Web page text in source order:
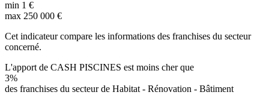
min 1 €
max 250 000 €
Cet indicateur compare les informations des franchises du secteur
concerné.
L'apport de CASH PISCINES est moins cher que
3%
des franchises du secteur de Habitat - Rénovation - Bâtiment